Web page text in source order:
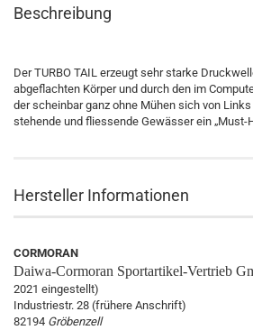
Beschreibung
Der TURBO TAIL erzeugt sehr starke
abgeflachten Körper und durch den im
der scheinbar ganz ohne Mühen sich von
stehende und fliessende Gewässer ein „Must-
Hersteller Informationen
CORMORAN
Daiwa-Cormoran Sportartikel-Vertrieb
2021 eingestellt)
Industriestr. 28 (frühere Anschrift)
82194 Gröbenzell